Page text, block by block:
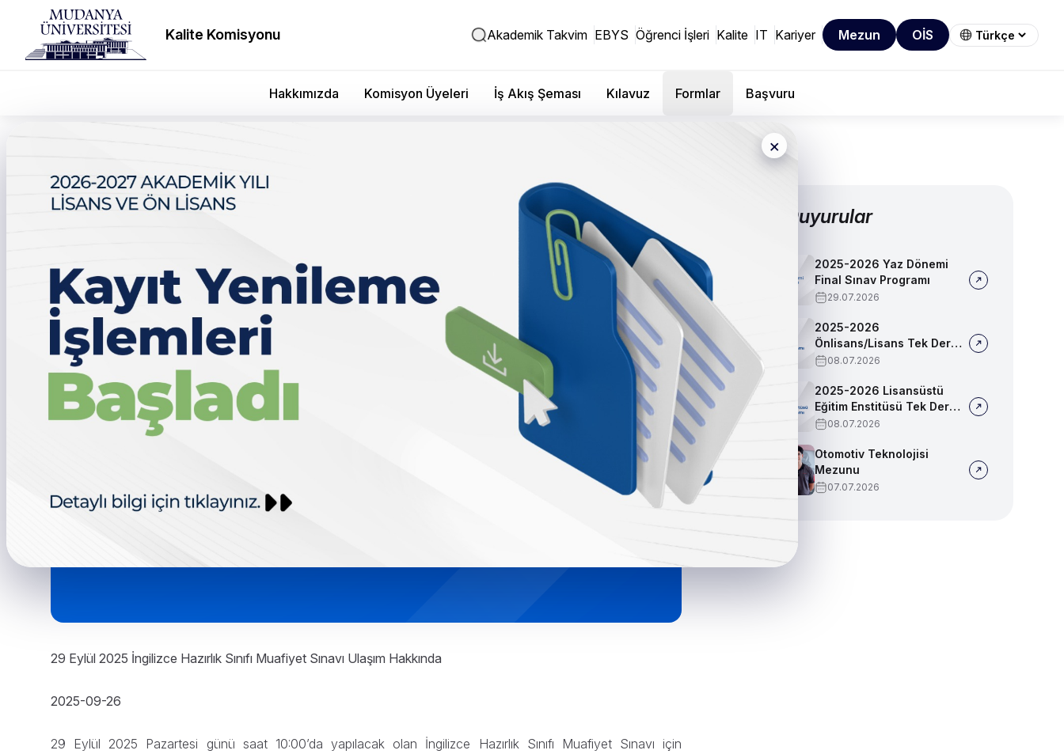
Kalite Komisyonu Akademik Takvim EBYS Öğrenci İşleri Kalite IT Kariyer Mezun OİS
Hakkımızda Komisyon Üyeleri İş Akış Şeması Kılavuz Formlar Başvuru
×
29 Eylül 2025 İngilizce Hazırlık Sınıfı Muafiyet
29 Eylül 2025 İngilizce Hazırlık Sınıfı Muafiyet Sınavı Ulaşım Hakkında
2025-09-26
29 Eylül 2025 Pazartesi günü saat 10:00’da yapılacak olan İngilizce Hazırlık Sınıfı Muafiyet Sınavı için
Diğer Duyurular
2025-2026 Yaz Dönemi
Final Sınav Programı
29.07.2026
2025-2026
Önlisans/Lisans Tek Ders
Sınav Programı
08.07.2026
2025-2026 Lisansüstü
Eğitim Enstitüsü Tek Ders
Sınav Programı
08.07.2026
Otomotiv Teknolojisi
Mezunu
07.07.2026